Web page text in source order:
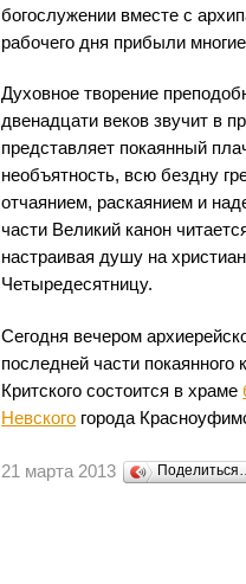
богослужении вместе с
рабочего дня прибыли
Духовное творение
двенадцати веков звучит в
представляет покаянный
необъятность, всю бездну
отчаянием, раскаянием и
части Великий канон
настраивая душу на
Четыредесятницу.
Сегодня вечером
последней части покаянного
Критского состоится в храме
Невского города
21 марта 2013